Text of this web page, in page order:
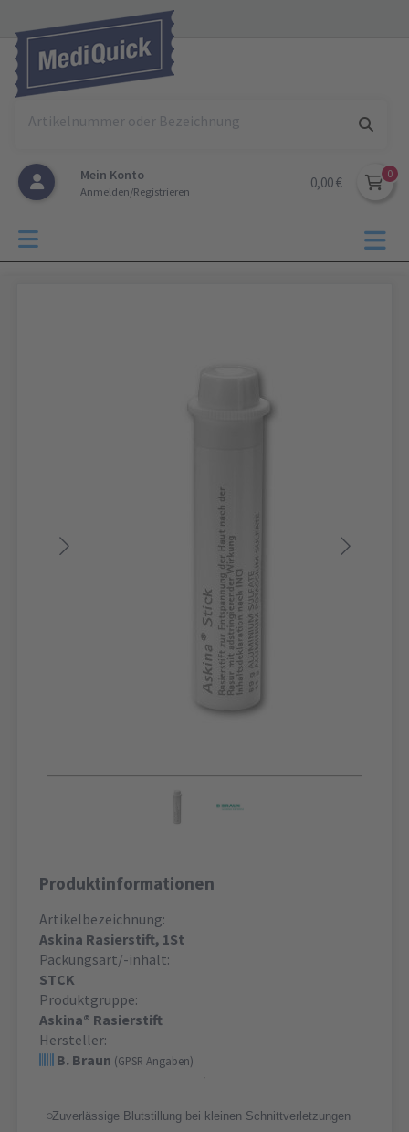
Mein Konto
Anmelden/Registrieren
0,00 €
Produktinformationen
Artikelbezeichnung:
Askina Rasierstift, 1St
Packungsart/-inhalt:
STCK
Produktgruppe:
Askina® Rasierstift
Hersteller:
B. Braun (GPSR Angaben)
Zuverlässige Blutstillung bei kleinen Schnittverletzungen